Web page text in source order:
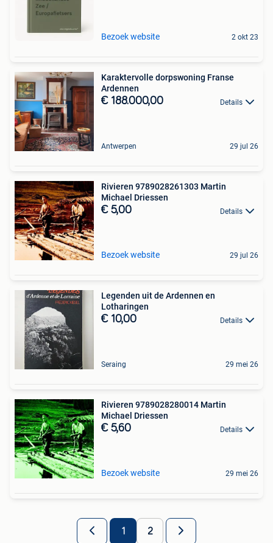
Bezoek website 2 okt 23
Karaktervolle dorpswoning Franse
Ardennen
€ 188.000,00 Details
Antwerpen 29 jul 26
Rivieren 9789028261303 Martin
Michael Driessen
€ 5,00 Details
Bezoek website 29 jul 26
Legenden uit de Ardennen en
Lotharingen
€ 10,00 Details
Seraing 29 mei 26
Rivieren 9789028280014 Martin
Michael Driessen
€ 5,60 Details
Bezoek website 29 mei 26
1 2